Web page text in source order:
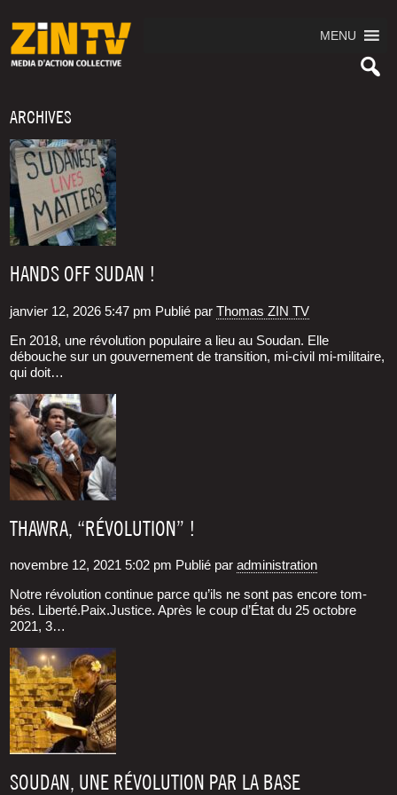
MENU
ARCHIVES
HANDS OFF SUDAN !
janvier 12, 2026 5:47 pm Publié parThomas ZIN TV
En 2018, une révo­lu­tion popu­laire a lieu au Sou­dan. Elle
débouche sur un gou­ver­ne­ment de tran­si­tion, mi-civil mi-mili­taire,
qui doit…
THAWRA, “RÉVOLUTION” !
novembre 12, 2021 5:02 pm Publié paradministration
Notre révo­lu­tion conti­nue parce qu’ils ne sont pas encore tom­
bés. Liberté.Paix.Justice. Après le coup d’État du 25 octobre
2021, 3…
SOUDAN, UNE RÉVOLUTION PAR LA BASE